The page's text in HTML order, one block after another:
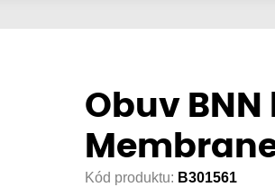
Obuv BNN
Kód produktu: B301561